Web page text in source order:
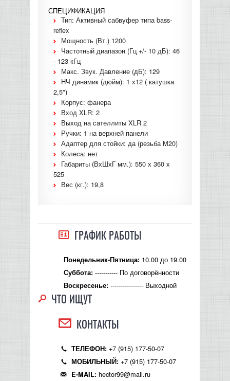
НАУШНИКИ
СПЕЦИФИКАЦИЯ
Тип: Активный сабвуфер типа bass-
reflex
Мощность (Вт.) 1200
Частотный диапазон (Гц +/- 10 дБ): 46
- 123 кГц
Макс. Звук. Давление (дБ): 129
НЧ динамик (дюйм): 1 х12 ( катушка
2,5")
Корпус: фанера
Вход XLR: 2
Выход на сателлиты XLR 2
Ручки: 1 на верхней панели
Адаптер для стойки: да (резьба М20)
Колеса: нет
Габариты (ВхШхГ мм.): 550 х 360 х
525
Вес (кг.): 19,8
ГРАФИК РАБОТЫ
Понедельник-Пятница: 10.00 до 19.00
Суббота: ----------- По договорённости
Воскресенье: ---------------- Выходной
ЧТО ИЩУТ
КОНТАКТЫ
ТЕЛЕФОН: +7 (915) 177-50-07
МОБИЛЬНЫЙ: +7 (915) 177-50-07
E-MAIL: hector99@mail.ru